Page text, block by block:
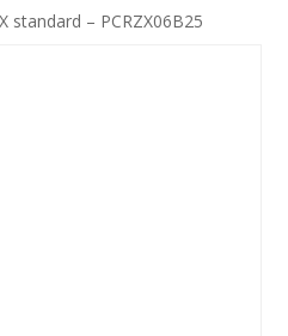
standard – PCRZX06B25